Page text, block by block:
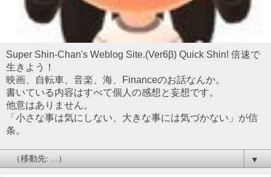
Super Shin-Chan's Weblog Site.(Ver6β) Quick Shin! 倍速で
生きよう！
映画、自転車、音楽、海、Financeのお話なんか。
書いている内容はすべて個人の感想と妄想です。
他意はありません。
「小さな事は気にしない、大きな事には気づかない」が信
条。
▼